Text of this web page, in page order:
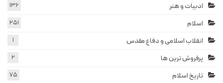
ادبیات و هنر 136
اسلام 251
انقلاب اسلامی و دفاع مقدس 1
پرفروش ترین ها 2
تاریخ اسلام 75